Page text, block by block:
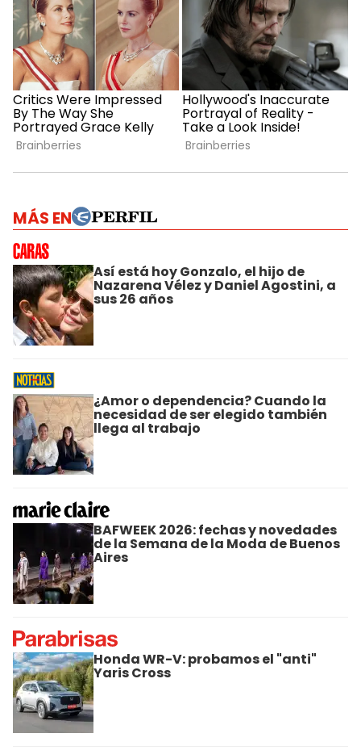
MÁS EN
Así está hoy Gonzalo, el hijo de
Nazarena Vélez y Daniel Agostini, a
sus 26 años
¿Amor o dependencia? Cuando la
necesidad de ser elegido también
llega al trabajo
BAFWEEK 2026: fechas y novedades
de la Semana de la Moda de Buenos
Aires
Honda WR-V: probamos el "anti"
Yaris Cross